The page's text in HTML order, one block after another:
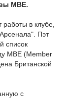
MBE.
работы в клубе,
Пэт
список
MBE (Member
Британской
с